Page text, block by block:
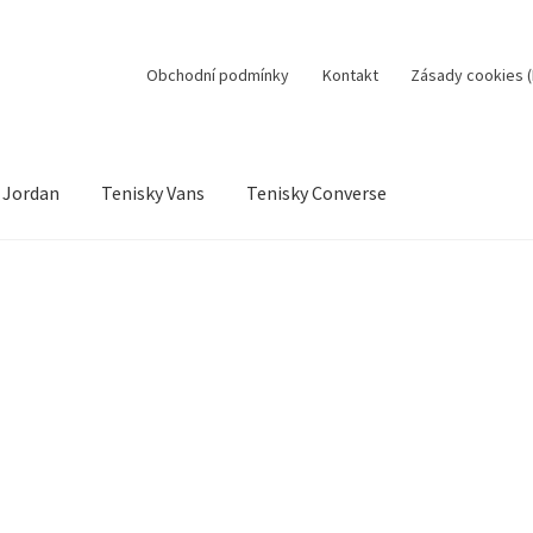
Obchodní podmínky Kontakt Zásady cookies
Tenisky Vans Tenisky Converse